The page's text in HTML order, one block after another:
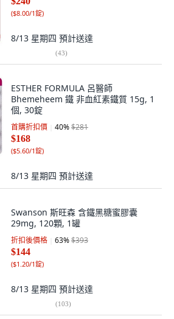
($8.00/1錠)
8/13 星期四 預計送達
(43)
ESTHER FORMULA 呂醫師
Bhemeheem 鐵 非血紅素鐵質 15g, 1
個, 30錠
首購折扣價 40%$281
$168
($5.60/1錠)
8/13 星期四 預計送達
Swanson 斯旺森 含鐵黑糖蜜膠囊
29mg, 120顆, 1罐
折扣後價格 63%$393
$144
($1.20/1錠)
8/13 星期四 預計送達
(103)